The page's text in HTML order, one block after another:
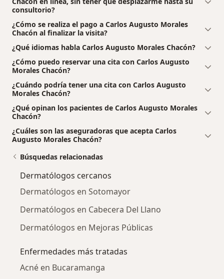
consultorio?
¿Cómo se realiza el pago a Carlos Augusto Morales
Chacón al finalizar la visita?
¿Qué idiomas habla Carlos Augusto Morales Chacón?
¿Cómo puedo reservar una cita con Carlos Augusto
Morales Chacón?
¿Cuándo podría tener una cita con Carlos Augusto
Morales Chacón?
¿Qué opinan los pacientes de Carlos Augusto Morales
Chacón?
¿Cuáles son las aseguradoras que acepta Carlos
Augusto Morales Chacón?
Búsquedas relacionadas
Dermatólogos cercanos
Dermatólogos en Sotomayor
Dermatólogos en Cabecera Del Llano
Dermatólogos en Mejoras Públicas
Enfermedades más tratadas
Acné en Bucaramanga